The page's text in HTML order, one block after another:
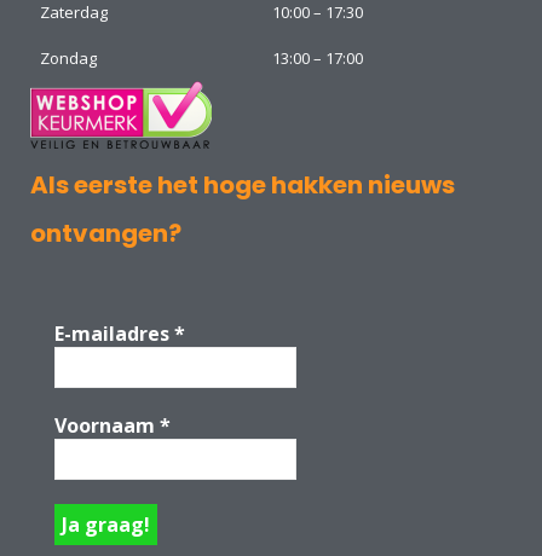
Zaterdag 10:00 – 17:30
Zondag 13:00 – 17:00
Als eerste het hoge hakken nieuws
ontvangen?
E-mailadres*
Voornaam *